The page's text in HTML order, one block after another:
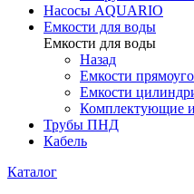
Насосы AQUARIO
Емкости для воды
Емкости для воды
Назад
Емкости
Емкости
Комплектующие и
Трубы ПНД
Кабель
Каталог